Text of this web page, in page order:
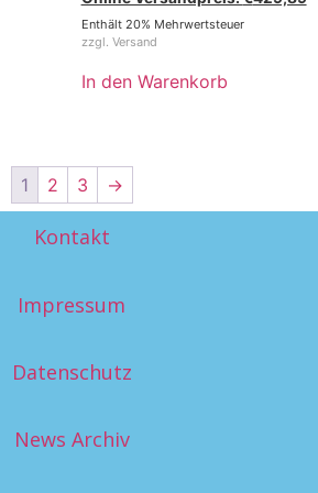
Enthält 20% Mehrwertsteuer
zzgl. Versand
In den Warenkorb
1 2 3 →
Kontakt
Impressum
Datenschutz
News Archiv